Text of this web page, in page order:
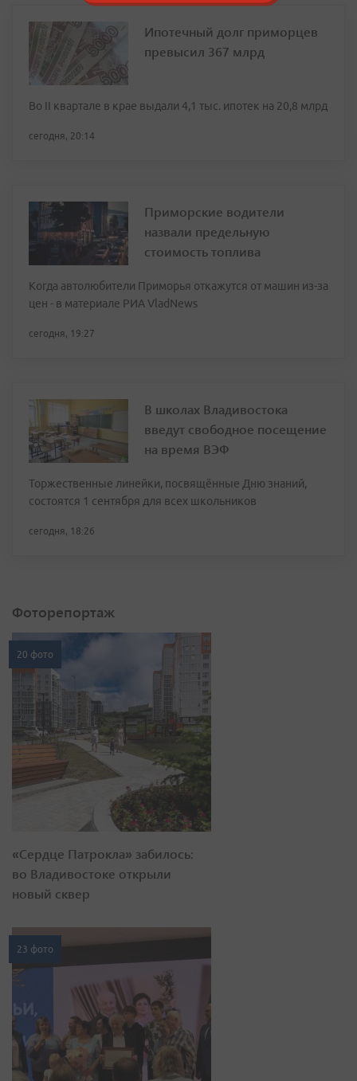
Ипотечный долг приморцев
превысил 367 млрд
Во II квартале в крае выдали 4,1 тыс. ипотек на 20,8 млрд
сегодня, 20:14
Приморские водители
назвали предельную
стоимость топлива
Когда автолюбители Приморья откажутся от машин из-за
цен - в материале РИА VladNews
сегодня, 19:27
В школах Владивостока
введут свободное посещение
на время ВЭФ
Торжественные линейки, посвящённые Дню знаний,
состоятся 1 сентября для всех школьников
сегодня, 18:26
Фоторепортаж
20 фото
«Сердце Патрокла» забилось:
во Владивостоке открыли
новый сквер
23 фото